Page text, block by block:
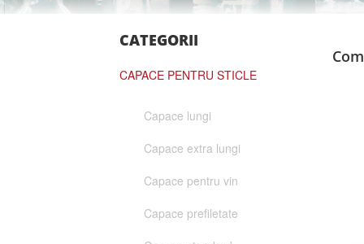
CATEGORII
CAPACE PENTRU STICLE
Capace lungi
Capace extra lungi
Capace pentru vin
Capace prefiletate